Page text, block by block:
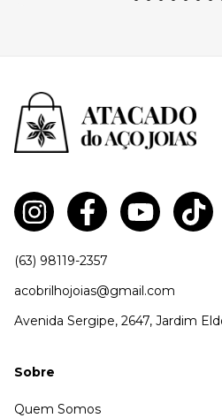
(63) 98119-2357
acobrilhojoias@gmail.com
Avenida Sergipe, 2647, Jardim
Sobre
Quem Somos